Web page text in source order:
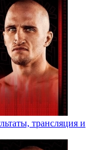
трансляция и